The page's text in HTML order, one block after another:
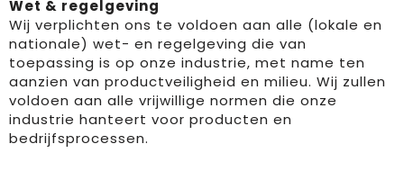
Wet & regelgeving
Wij verplichten ons te voldoen aan alle (lokale en
nationale) wet- en regelgeving die van
toepassing is op onze industrie, met name ten
aanzien van productveiligheid en milieu. Wij zullen
voldoen aan alle vrijwillige normen die onze
industrie hanteert voor producten en
bedrijfsprocessen.